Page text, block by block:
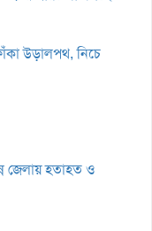
উড়ালপথ, নিচে
জেলায় হতাহত ও